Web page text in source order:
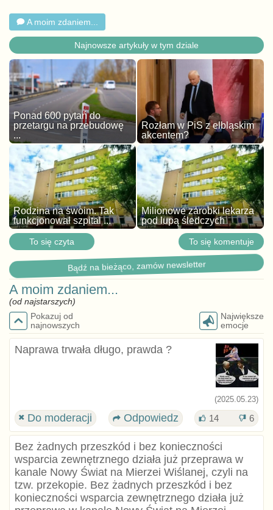
A moim zdaniem...
Najnowsze artykuły w tym dziale
Ponad 600 pytań do
przetargu na przebudowę
...
Rozłam w PiS z elbląskim
akcentem?
Rodzina na swoim. Tak
funkcjonował szpital ...
Milionowe zarobki lekarza
pod lupą śledczych
To się czyta To się komentuje
Bądź na bieżąco, zamów newsletter
A moim zdaniem...
(od najstarszych)
Pokazuj od
najnowszych
Największe
emocje
Naprawa trwała długo, prawda ?
(2025.05.23)
Do moderacji Odpowiedz 14 6
Bez żadnych przeszkód i bez konieczności
wsparcia zewnętrznego działa już przeprawa w
kanale Nowy Świat na Mierzei Wiślanej, czyli na
tzw. przekopie. Bez żadnych przeszkód i bez
konieczności wsparcia zewnętrznego działa już